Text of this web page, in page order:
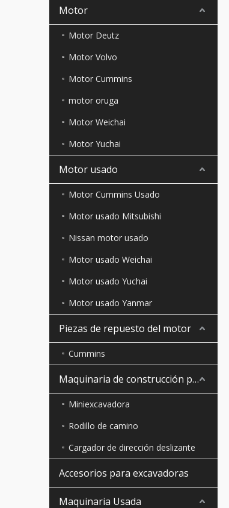
Motor
Motor Deutz
Motor Volvo
Motor Cummins
motor oruga
Motor Weichai
Motor Yuchai
Motor usado
Motor Cummins Usado
Motor usado Mitsubishi
Nissan motor usado
Motor usado Weichai
Motor usado Yuchai
Motor usado Yanmar
Piezas de repuesto del motor
Cummins
Maquinaria de construcción pequeña
Miniexcavadora
Rodillo de camino
Cargador de dirección deslizante
Accesorios para excavadoras
Maquinaria Usada